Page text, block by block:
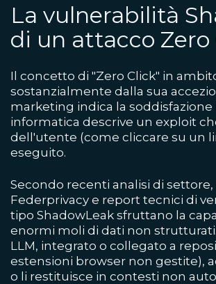
La vulnerabilità
di un attacco Zero
Il concetto di "Zero Click" in
sostanzialmente dalla sua
marketing indica la
informatica descrive un exploit
dell'utente (come cliccare su un
eseguito.
Secondo recenti analisi di
Federprivacy e report tecnici di
tipo ShadowLeak sfruttano la
enormi moli di dati non
LLM, integrato o collegato a
estensioni browser non gestite),
o li restituisce in contesti non